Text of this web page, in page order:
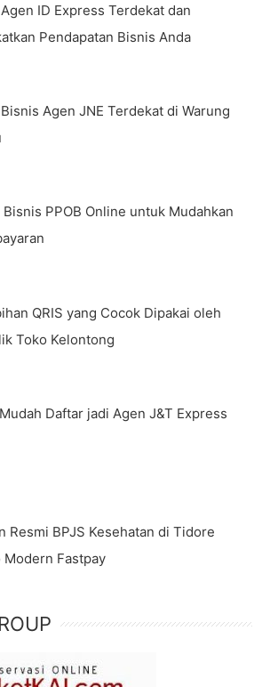
ID Express Terdekat dan
Pendapatan Bisnis Anda
Agen JNE Terdekat di Warung
Bisnis PPOB Online untuk Mudahkan
QRIS yang Cocok Dipakai oleh
Toko Kelontong
Daftar jadi Agen J&T Express
Resmi BPJS Kesehatan di Tidore
Modern Fastpay